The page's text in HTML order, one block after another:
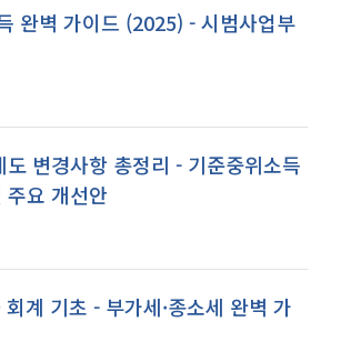
완벽 가이드 (2025) - 시범사업부
변경사항 총정리 - 기준중위소득
요 개선안
계 기초 - 부가세·종소세 완벽 가